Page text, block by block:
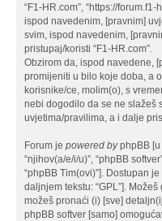
“F1-HR.com”, “https://
ispod navedenim, [pravnim]
svim, ispod navedenim,
pristupaj/koristi “F1-HR.com”.
Obzirom da, ispod navedene,
promijeniti u bilo koje doba, a
korisnike/ce, molim(o), s
nebi dogodilo da se ne slažeš
uvjetima/pravilima, a i dalje
Forum je powered byphpBB [u
“njihov(a/e/i/u)”, “phpBB
“phpBB Tim(ovi)”]. Dostupan je
daljnjem tekstu: “GPL”].
možeš pronaći (i) [sve]
phpBB softver [samo]